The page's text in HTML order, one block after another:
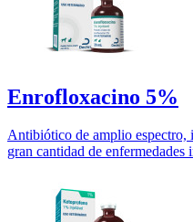
Enrofloxacino 5%
Antibiótico de amplio espectro,
gran cantidad de enfermedades